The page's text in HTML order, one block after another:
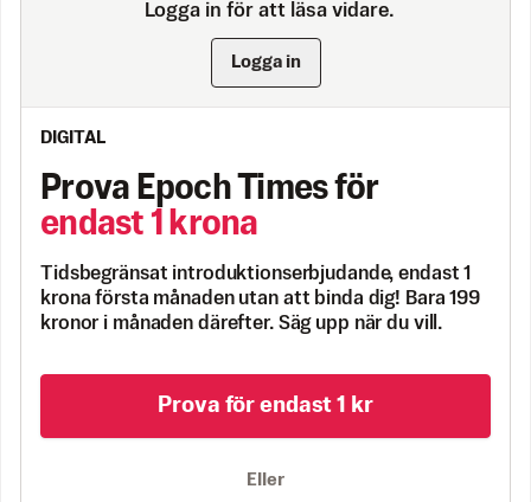
Logga in för att läsa vidare.
Logga in
DIGITAL
Prova Epoch Times för
endast 1 krona
Tidsbegränsat introduktionserbjudande, endast 1
krona första månaden utan att binda dig! Bara 199
kronor i månaden därefter. Säg upp när du vill.
Prova för endast 1 kr
Eller